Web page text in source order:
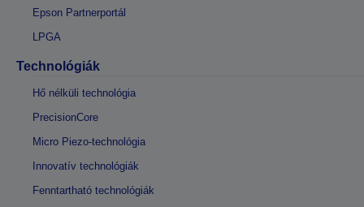
Epson Partnerportál
LPGA
Technológiák
Hő nélküli technológia
PrecisionCore
Micro Piezo-technológia
Innovatív technológiák
Fenntartható technológiák